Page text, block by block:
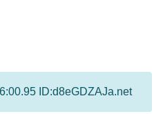
ID:d8eGDZAJa.net